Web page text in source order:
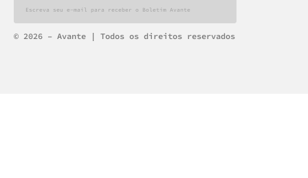
Alternative:
© 2026 – Avante | Todos os direitos reservados